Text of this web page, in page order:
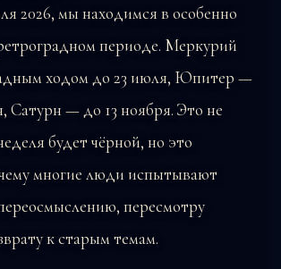
2026, мы находимся в особенно
периоде. Меркурий
ходом до 23 июля, Юпитер —
Сатурн — до 13 ноября. Это не
будет чёрной, но это
многие люди испытывают
пересмотру
к старым темам.